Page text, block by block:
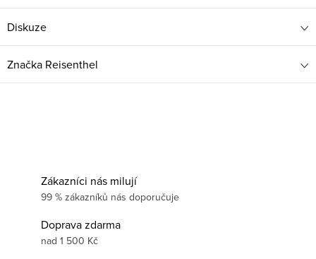
Diskuze
Značka Reisenthel
Zákazníci nás milují
99 % zákazníků nás doporučuje
Doprava zdarma
nad 1 500 Kč